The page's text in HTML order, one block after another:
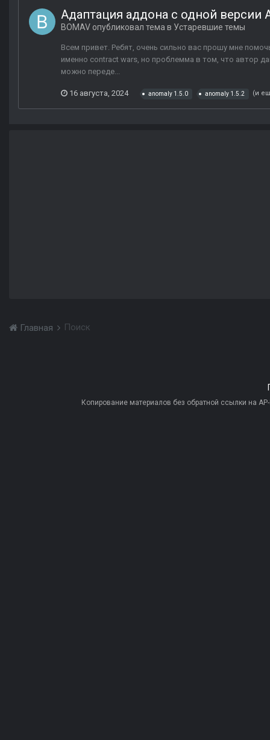
Адаптация аддона с одной версии
BOMAV опубликовал тема в Устаревшие темы
Всем привет. Ребят, очень сильно вас прошу мне
именно contract wars, но проблемма в том, что автор
можно переде...
16 августа, 2024 anomaly 1.5.0 anomaly 1.5.2 (и
Главная Поиск
Копирование материалов без обратной ссылки на